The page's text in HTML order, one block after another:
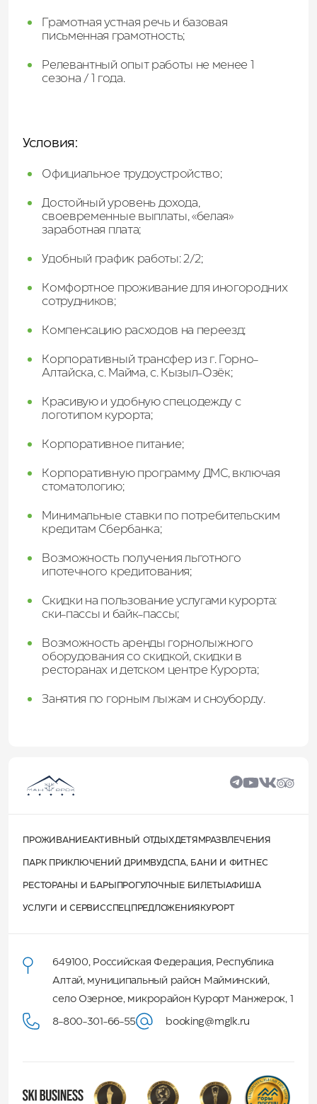
Грамотная устная речь и базовая
письменная грамотность;​​​​​​​
Релевантный опыт работы не менее 1
сезона / 1 года.
Условия:
Официальное трудоустройство;
Достойный уровень дохода,
своевременные выплаты, «белая»
заработная плата;
Удобный график работы: 2/2;
Комфортное проживание для иногородних
сотрудников;
Компенсацию расходов на переезд;
Корпоративный трансфер из г. Горно-
Алтайска, с. Майма, с. Кызыл-Озёк;
Красивую и удобную спецодежду с
логотипом курорта;
Корпоративное питание;
Корпоративную программу ДМС, включая
стоматологию;
Минимальные ставки по потребительским
кредитам Сбербанка;
Возможность получения льготного
ипотечного кредитования;
Скидки на пользование услугами курорта:
ски-пассы и байк-пассы;
Возможность аренды горнолыжного
оборудования со скидкой, скидки в
ресторанах и детском центре Курорта;
Занятия по горным лыжам и сноуборду.​​​​​​​
ПРОЖИВАНИЕАКТИВНЫЙ ОТДЫХДЕТЯМ РАЗВЛЕЧЕНИЯ
ПАРК ПРИКЛЮЧЕНИЙ ДРИМВУД СПА, БАНИ И ФИТНЕС
РЕСТОРАНЫ И БАРЫ ПРОГУЛОЧНЫЕ БИЛЕТЫАФИША
УСЛУГИ И СЕРВИССПЕЦПРЕДЛОЖЕНИЯ КУРОРТ
649100, Российская Федерация, Республика
Алтай, муниципальный район Майминский,
село Озерное, микрорайон Курорт Манжерок, 1
8-800-301-66-55 booking@mglk.ru